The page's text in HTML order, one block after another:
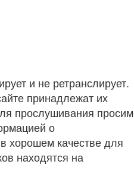
и не ретранслирует.
принадлежат их
прослушивания просим
о
хорошем качестве для
находятся на